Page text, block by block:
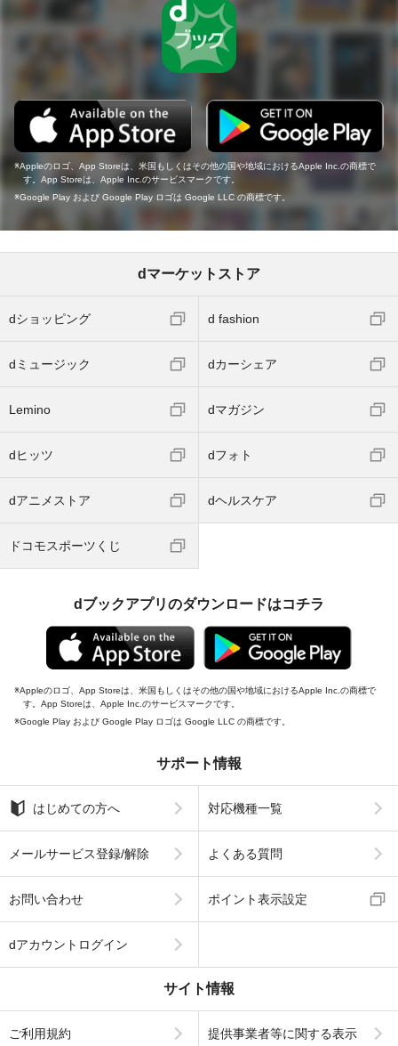
Appleのロゴ、App Storeは、米国もしくはその他の国や地域におけるApple Inc.の商標で
す。App Storeは、Apple Inc.のサービスマークです。
Google Play および Google Play ロゴは Google LLC の商標です。
dマーケットストア
dショッピング d fashion
dミュージック dカーシェア
Lemino dマガジン
dヒッツ dフォト
dアニメストア dヘルスケア
ドコモスポーツくじ
dブックアプリのダウンロードはコチラ
Appleのロゴ、App Storeは、米国もしくはその他の国や地域におけるApple Inc.の商標で
す。App Storeは、Apple Inc.のサービスマークです。
Google Play および Google Play ロゴは Google LLC の商標です。
サポート情報
はじめての方へ 対応機種一覧
メールサービス登録/解除 よくある質問
お問い合わせ ポイント表示設定
dアカウントログイン
サイト情報
ご利用規約 提供事業者等に関する表示